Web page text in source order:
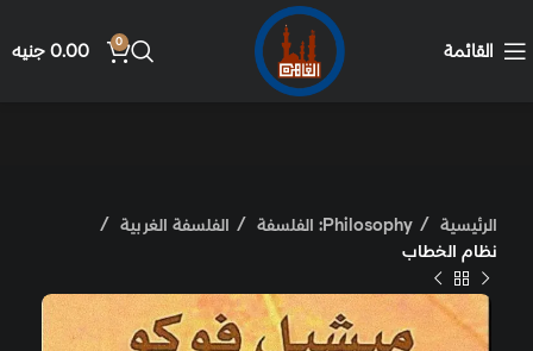
القائمة 0
0.00 جنيه
الرئيسية Philosophy: الفلسفة
الفلسفة الغربية
نظام الخطاب